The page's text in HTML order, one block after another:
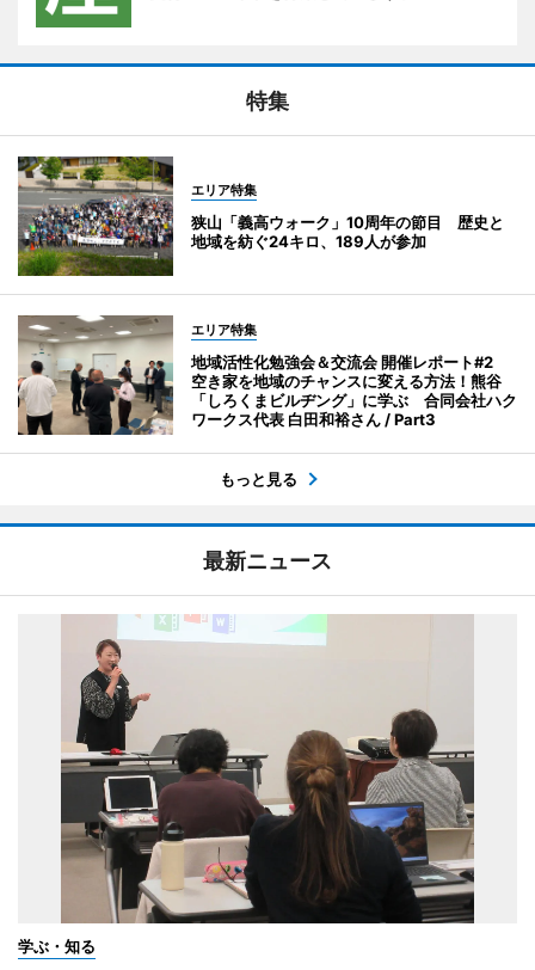
特集
エリア特集
狭山「義高ウォーク」10周年の節目 歴史と
地域を紡ぐ24キロ、189人が参加
エリア特集
地域活性化勉強会＆交流会 開催レポート#2
空き家を地域のチャンスに変える方法！熊谷
「しろくまビルヂング」に学ぶ 合同会社ハク
ワークス代表 白田和裕さん / Part3
もっと見る
最新ニュース
学ぶ・知る